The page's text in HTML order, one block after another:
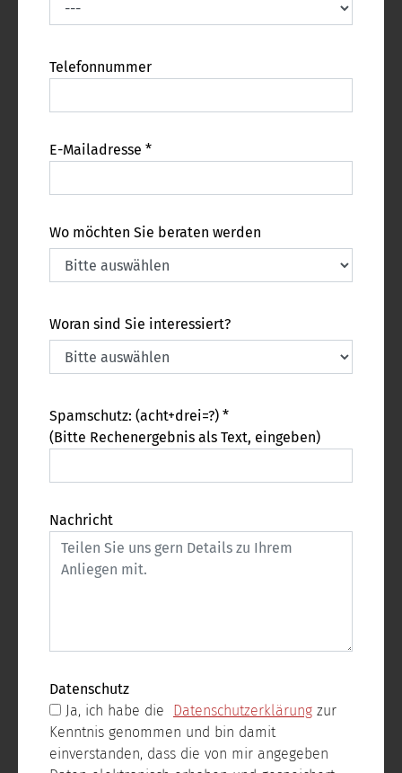
Telefonnummer
E-Mailadresse *
Wo möchten Sie beraten werden
Woran sind Sie interessiert?
Spamschutz: (acht+drei=?) *
(Bitte Rechenergebnis als Text, eingeben)
Nachricht
Datenschutz
Ja, ich habe die
Datenschutzerklärung
Kenntnis genommen und bin damit
einverstanden, dass die von mir angegeben